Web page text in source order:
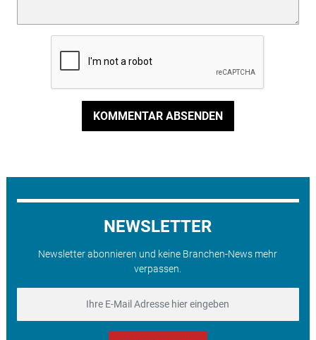
KOMMENTAR ABSENDEN
NEWSLETTER
Newsletter abonnieren und keine Branchen-News mehr
verpassen.